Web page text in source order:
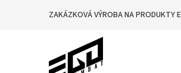
ZAKÁZKOVÁ VÝROBA NA PRODUKTY